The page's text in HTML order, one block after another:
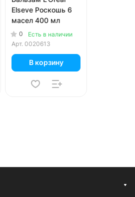
Elseve Роскошь 6
масел 400 мл
0
Есть в наличии
Арт. 0020613
В корзину